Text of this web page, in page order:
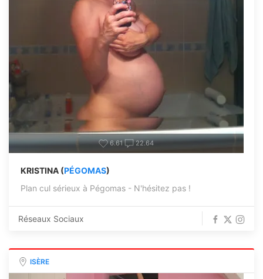
6.61 22.64
KRISTINA (PÉGOMAS)
Plan cul sérieux à Pégomas - N'hésitez pas !
Réseaux Sociaux
ISÈRE